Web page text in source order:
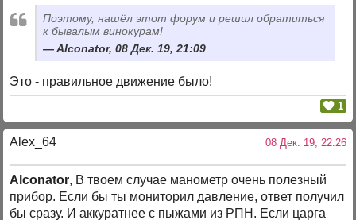
Поэтому, нашёл этот форум и решил обратиться
к бывалым винокурам!
Alconator, 08 Дек. 19, 21:09
Это - правильное движение было!
1
Alex_64 08 Дек. 19, 22:26
Alconator, В твоем случае манометр очень полезный
прибор. Если бы ты мониторил давление, ответ получил
бы сразу. И аккуратнее с пыжами из РПН. Если царга